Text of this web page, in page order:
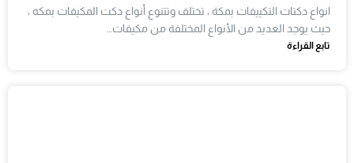
انواع دكتات التكييفات بمكة ، تختلف وتتنوع أنواع دكت المكيفات بمكه ،
حيث يوجد العديد من الأنواع المختلفة من مكيفات…
تابع القراءة